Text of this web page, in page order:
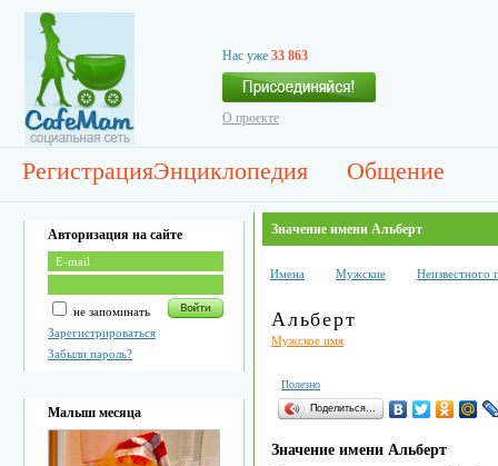
Нас уже 33 863
О проекте
РегистрацияЭнциклопедия Общение
Авторизация на сайте
не запоминать
Зарегистрироваться
Забыли пароль?
Малыш месяца
Значение имени Альберт
Имена Мужские Неизвестного
Альберт
Мужское имя
Полезно
Поделиться…
Значение имени Альберт